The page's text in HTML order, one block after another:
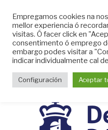
content
CLUB DO
MUGARDOS
Web do Club do Mar de
Empregamos cookies na
mellor experiencia ó
visitas. Ó facer click en
consentimento ó emprego
embargo podes visitar a
indicar individualmente cal
Configuración Aceptar